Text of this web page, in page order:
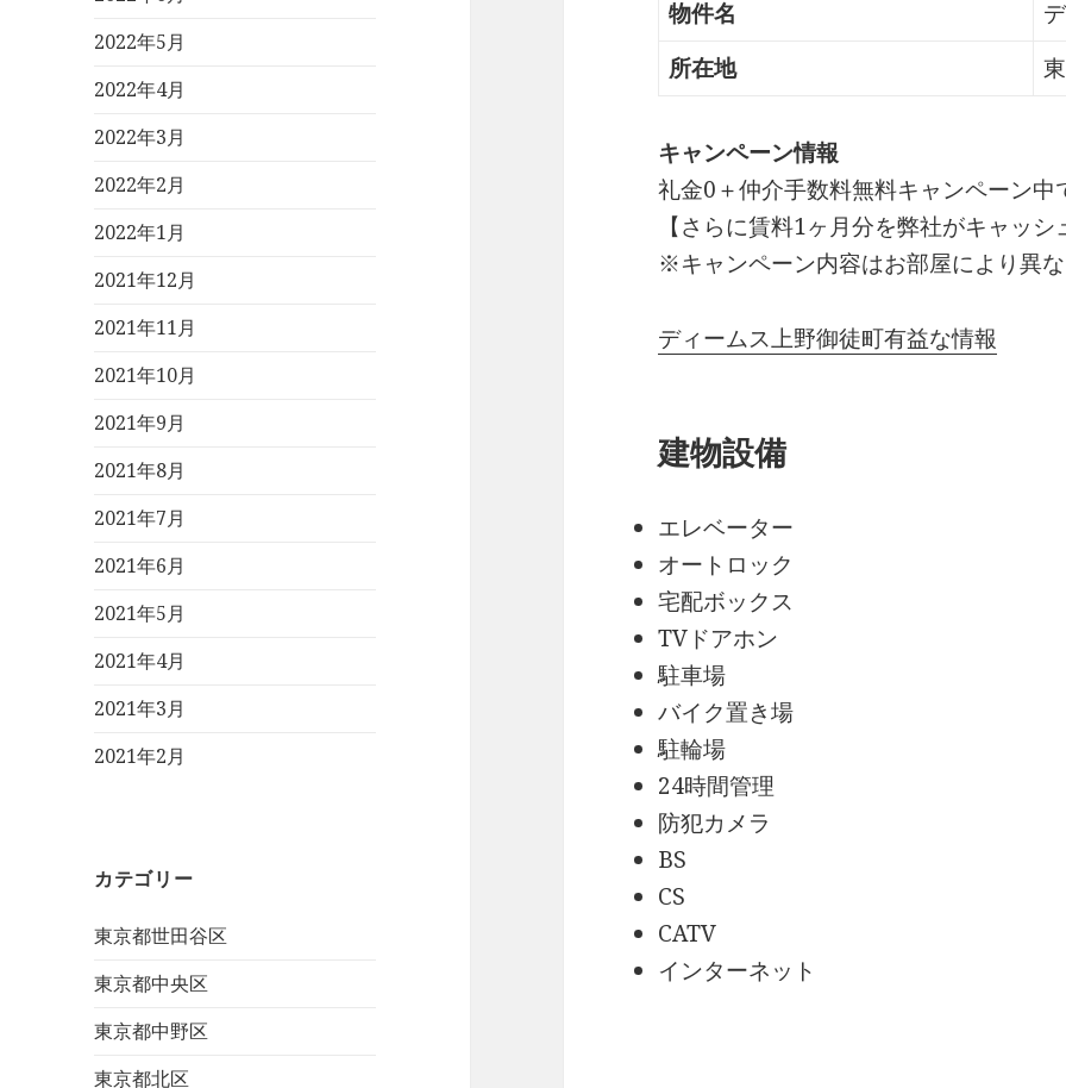
2022年5月
2022年4月
2022年3月
2022年2月
2022年1月
2021年12月
2021年11月
2021年10月
2021年9月
2021年8月
2021年7月
2021年6月
2021年5月
2021年4月
2021年3月
2021年2月
カテゴリー
東京都世田谷区
東京都中央区
東京都中野区
東京都北区
物件名
所在地
キャンペーン情報
礼金0＋仲介手数料無料キャンペーン中
【さらに賃料1ヶ月分を弊社がキャッ
※キャンペーン内容はお部屋により異
ディームス上野御徒町有益な情報
建物設備
エレベーター
オートロック
宅配ボックス
TVドアホン
駐車場
バイク置き場
駐輪場
24時間管理
防犯カメラ
BS
CS
CATV
インターネット